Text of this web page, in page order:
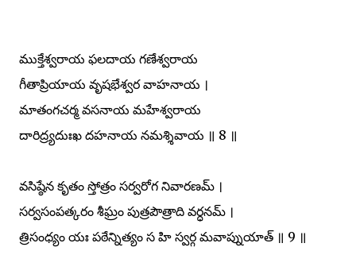
ముక్తేశ్వరాయ ఫలదాయ గణేశ్వరాయ
గీతాప్రియాయ వృషభేశ్వర వాహనాయ ।
మాతంగచర్మ వసనాయ మహేశ్వరాయ
దారిద్ర్యదుఃఖ దహనాయ నమశ్శివాయ ॥ 8 ॥
వసిష్ఠేన కృతం స్తోత్రం సర్వరోగ నివారణమ్ ।
సర్వసంపత్కరం శీఘ్రం పుత్రపౌత్రాది వర్ధనమ్ ।
త్రిసంధ్యం యః పఠేన్నిత్యం స హి స్వర్గ మవాప్నుయాత్ ॥ 9 ॥